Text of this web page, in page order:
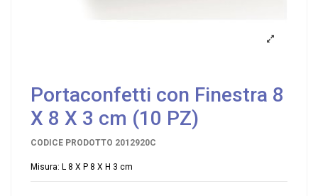
Portaconfetti con Finestra 8
X 8 X 3 cm (10 PZ)
CODICE PRODOTTO 2012920C
Misura: L 8 X P 8 X H 3 cm